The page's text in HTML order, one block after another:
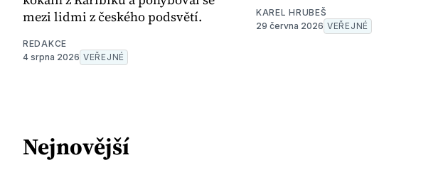
mezi lidmi z českého podsvětí.
REDAKCE
4 srpna 2026 VEŘEJNÉ
KAREL HRUBEŠ
29 června 2026 VEŘEJNÉ
Nejnovější